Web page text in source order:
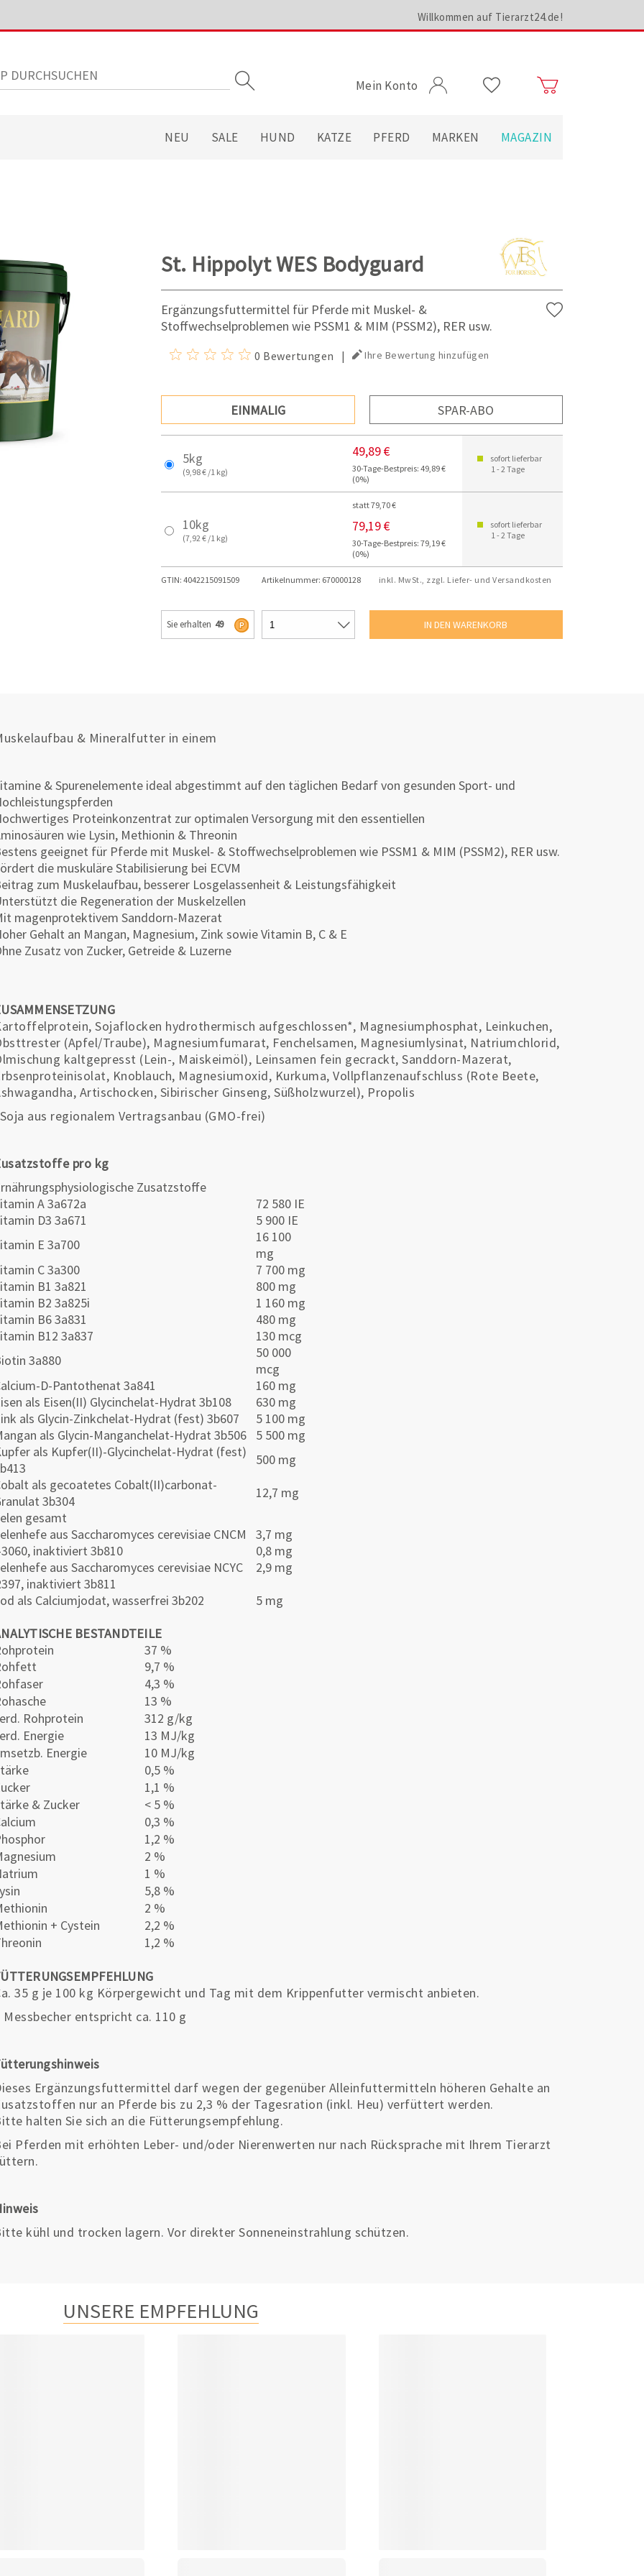
Willkommen auf Tierarzt24.de!
Mein Konto
NEU SALE HUND KATZE PFERD MARKEN MAGAZIN
St. Hippolyt WES Bodyguard
Ergänzungsfuttermittel für Pferde mit Muskel- &
Stoffwechselproblemen wie PSSM1 & MIM (PSSM2), RER usw.
0 Bewertungen | Ihre Bewertung hinzufügen
EINMALIG SPAR-ABO
5kg
(9,98 € /1 kg)
49,89 €
30-Tage-Bestpreis: 49,89 €
(0%)
sofort lieferbar
1 - 2 Tage
10kg
(7,92 € /1 kg)
statt 79,70 €
79,19 €
30-Tage-Bestpreis: 79,19 €
(0%)
sofort lieferbar
1 - 2 Tage
GTIN: 4042215091509 Artikelnummer: 670000128 inkl. MwSt., zzgl. Liefer- und Versandkosten
Sie erhalten 49
& Mineralfutter in einem
& Spurenelemente ideal abgestimmt auf den täglichen Bedarf von gesunden Sport- und
Proteinkonzentrat zur optimalen Versorgung mit den essentiellen
wie Lysin, Methionin & Threonin
geeignet für Pferde mit Muskel- & Stoffwechselproblemen wie PSSM1 & MIM (PSSM2), RER usw.
die muskuläre Stabilisierung bei ECVM
zum Muskelaufbau, besserer Losgelassenheit & Leistungsfähigkeit
die Regeneration der Muskelzellen
magenprotektivem Sanddorn-Mazerat
Gehalt an Mangan, Magnesium, Zink sowie Vitamin B, C & E
Zusatz von Zucker, Getreide & Luzerne
Sojaflocken hydrothermisch aufgeschlossen*, Magnesiumphosphat, Leinkuchen,
(Apfel/Traube), Magnesiumfumarat, Fenchelsamen, Magnesiumlysinat, Natriumchlorid,
kaltgepresst (Lein-, Maiskeimöl), Leinsamen fein gecrackt, Sanddorn-Mazerat,
Knoblauch, Magnesiumoxid, Kurkuma, Vollpflanzenaufschluss (Rote Beete,
Artischocken, Sibirischer Ginseng, Süßholzwurzel), Propolis
aus regionalem Vertragsanbau (GMO-frei)
pro kg
Zusatzstoffe
A 3a672a
72 580 IE
D3 3a671
5 900 IE
E 3a700
16 100
mg
C 3a300
7 700 mg
B1 3a821
800 mg
B2 3a825i
1 160 mg
B6 3a831
480 mg
B12 3a837
130 mcg
3a880
50 000
mcg
D-Pantothenat 3a841
160 mg
als Eisen(II) Glycinchelat-Hydrat 3b108
630 mg
als Glycin-Zinkchelat-Hydrat (fest) 3b607
5 100 mg
als Glycin-Manganchelat-Hydrat 3b506
5 500 mg
als Kupfer(II)-Glycinchelat-Hydrat (fest)
500 mg
als gecoatetes Cobalt(II)carbonat-
3b304
12,7 mg
gesamt
aus Saccharomyces cerevisiae CNCM
inaktiviert 3b810
aus Saccharomyces cerevisiae NCYC
inaktiviert 3b811
3,7 mg
0,8 mg
2,9 mg
als Calciumjodat, wasserfrei 3b202
5 mg
BESTANDTEILE
37 %
9,7 %
4,3 %
13 %
Rohprotein
312 g/kg
Energie
13 MJ/kg
Energie
10 MJ/kg
0,5 %
1,1 %
& Zucker
< 5 %
0,3 %
1,2 %
2 %
1 %
5,8 %
2 %
+ Cystein
2,2 %
1,2 %
35 g je 100 kg Körpergewicht und Tag mit dem Krippenfutter vermischt anbieten.
Messbecher entspricht ca. 110 g
Ergänzungsfuttermittel darf wegen der gegenüber Alleinfuttermitteln höheren Gehalte an
nur an Pferde bis zu 2,3 % der Tagesration (inkl. Heu) verfüttert werden.
halten Sie sich an die Fütterungsempfehlung.
Pferden mit erhöhten Leber- und/oder Nierenwerten nur nach Rücksprache mit Ihrem Tierarzt
kühl und trocken lagern. Vor direkter Sonneneinstrahlung schützen.
UNSERE EMPFEHLUNG